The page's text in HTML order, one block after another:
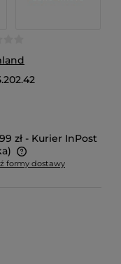
zł - Kurier InPost
płatności
formy dostawy